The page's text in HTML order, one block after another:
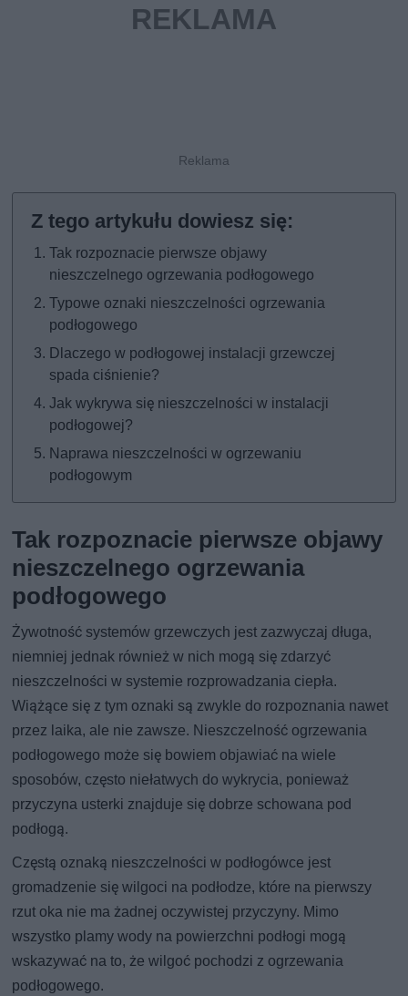
Tak rozpoznacie pierwsze objawy
nieszczelnego ogrzewania podłogowego
Typowe oznaki nieszczelności ogrzewania
podłogowego
Dlaczego w podłogowej instalacji grzewczej
spada ciśnienie?
Jak wykrywa się nieszczelności w instalacji
podłogowej?
Naprawa nieszczelności w ogrzewaniu
podłogowym
Tak rozpoznacie pierwsze objawy
nieszczelnego ogrzewania
podłogowego
Żywotność systemów grzewczych jest zazwyczaj długa,
niemniej jednak również w nich mogą się zdarzyć
nieszczelności w systemie rozprowadzania ciepła.
Wiążące się z tym oznaki są zwykle do rozpoznania nawet
przez laika, ale nie zawsze. Nieszczelność ogrzewania
podłogowego może się bowiem objawiać na wiele
sposobów, często niełatwych do wykrycia, ponieważ
przyczyna usterki znajduje się dobrze schowana pod
podłogą.
Częstą oznaką nieszczelności w podłogówce jest
gromadzenie się wilgoci na podłodze, które na pierwszy
rzut oka nie ma żadnej oczywistej przyczyny. Mimo
wszystko plamy wody na powierzchni podłogi mogą
wskazywać na to, że wilgoć pochodzi z ogrzewania
podłogowego.